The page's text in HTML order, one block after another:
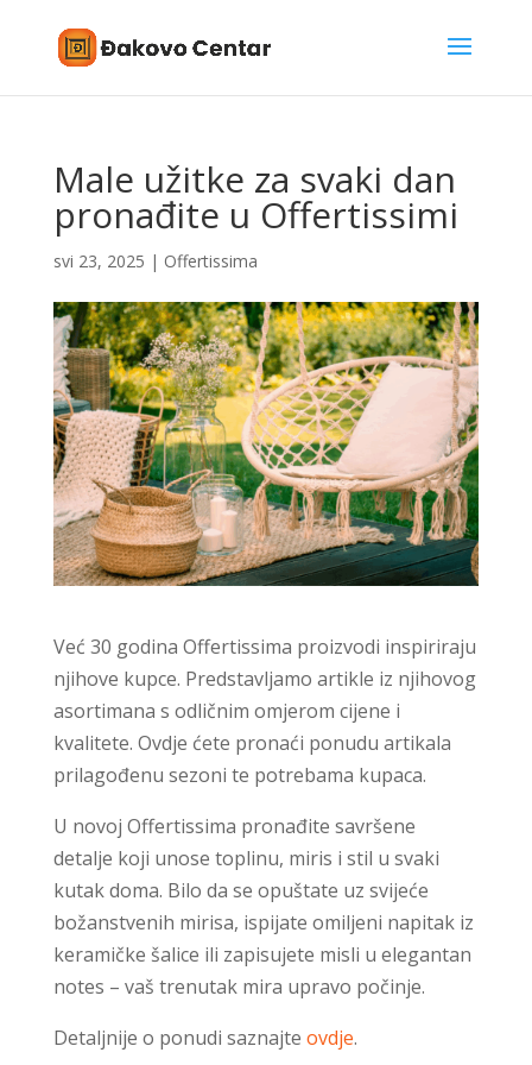
Male užitke za svaki dan
pronađite u Offertissimi
svi 23, 2025 | Offertissima
Već 30 godina Offertissima proizvodi inspiriraju
njihove kupce. Predstavljamo artikle iz njihovog
asortimana s odličnim omjerom cijene i
kvalitete. Ovdje ćete pronaći ponudu artikala
prilagođenu sezoni te potrebama kupaca.
U novoj Offertissima pronađite savršene
detalje koji unose toplinu, miris i stil u svaki
kutak doma. Bilo da se opuštate uz svijeće
božanstvenih mirisa, ispijate omiljeni napitak iz
keramičke šalice ili zapisujete misli u elegantan
notes – vaš trenutak mira upravo počinje.
Detaljnije o ponudi saznajte ovdje.